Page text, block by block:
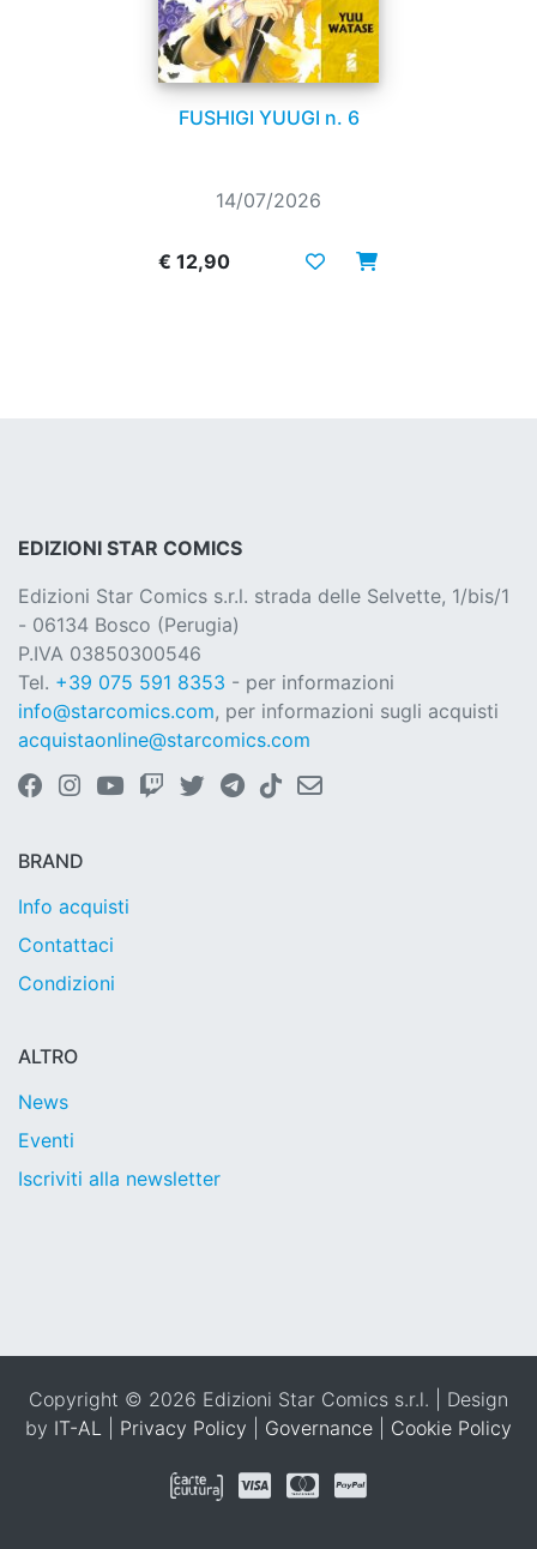
FUSHIGI YUUGI n. 6
14/07/2026
€ 12,90
EDIZIONI STAR COMICS
Edizioni Star Comics s.r.l. strada delle Selvette, 1/bis/1
- 06134 Bosco (Perugia)
P.IVA 03850300546
Tel. +39 075 591 8353 - per informazioni
info@starcomics.com, per informazioni sugli acquisti
acquistaonline@starcomics.com
BRAND
Info acquisti
Contattaci
Condizioni
ALTRO
News
Eventi
Iscriviti alla newsletter
Copyright © 2026 Edizioni Star Comics s.r.l. | Design
by IT-AL Privacy Policy Governance Cookie Policy